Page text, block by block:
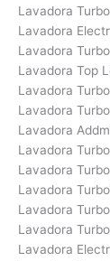
Lavadora
Lavadora
Lavadora
Lavadora Top
Lavadora
Lavadora
Lavadora
Lavadora
Lavadora
Lavadora
Lavadora
Lavadora
Lavadora